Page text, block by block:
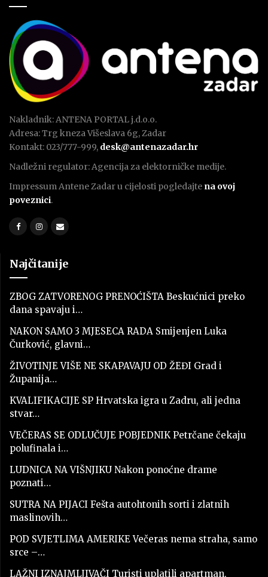
Nakladnik: ANTENA PORTAL j.d.o.o.
Adresa: Trg kneza Višeslava 6g, Zadar
Kontakt: 023/777-999, desk@antenazadar.hr
Nadležni regulator: Agencija za elektorničke medije.
Impressum Antene Zadar u cijelosti pogledajte na ovoj
poveznici.
Najčitanije
ZBOG ZATVORENOG PRENOĆIŠTA Beskućnici preko
dana spavaju i…
NAKON SAMO 3 MJESECA RADA Smijenjen Luka
Čurković, glavni…
ŽIVOTINJE VIŠE NE SKAPAVAJU OD ŽEĐI Grad i
Županija…
KVALIFIKACIJE SP Hrvatska igra u Zadru, ali jedna
stvar…
VEČERAS SE ODLUČUJE POBJEDNIK Petrčane čekaju
polufinala i…
LUDNICA NA VIŠNJIKU Nakon ponoćne drame
poznati…
SUTRA NA PIJACI Fešta autohtonih sorti i zlatnih
maslinovih…
POD SVJETLIMA AMERIKE Večeras nema straha, samo
srce –…
LAŽNI IZNAJMLJIVAČI Turisti uplatili apartman,